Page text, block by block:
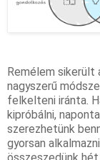
Remélem sikerült
nagyszerű
felkelteni iránta.
kipróbálni,
szerezhetünk
gyorsan